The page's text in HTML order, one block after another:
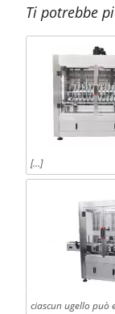
Ti potrebbe
[…]
ciascun ugello può